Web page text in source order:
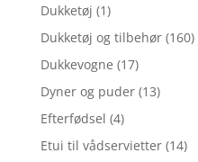
Dukketøj (1)
Dukketøj og tilbehør (160)
Dukkevogne (17)
Dyner og puder (13)
Efterfødsel (4)
Etui til vådservietter (14)